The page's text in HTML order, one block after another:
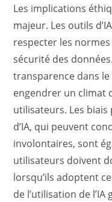
Les implications
majeur. Les outils
respecter les
sécurité des
transparence dans
engendrer un climat
utilisateurs. Les
d’IA, qui peuvent
involontaires, sont
utilisateurs doivent
lorsqu’ils adoptent
de l’utilisation de